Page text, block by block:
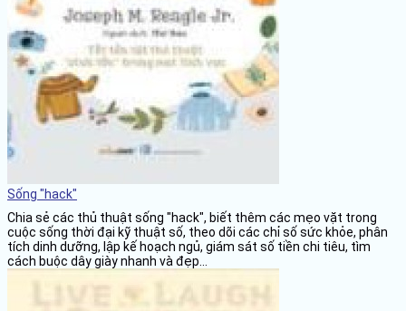
Sống "hack"
Chia sẻ các thủ thuật sống "hack", biết thêm các mẹo vặt trong
cuộc sống thời đại kỹ thuật số, theo dõi các chỉ số sức khỏe, phân
tích dinh dưỡng, lập kế hoạch ngủ, giám sát số tiền chi tiêu, tìm
cách buộc dây giày nhanh và đẹp...